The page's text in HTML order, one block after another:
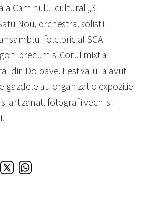
a Caminului cultural „3
Nou, orchestra, solistii
folcloric al SCA
precum si Corul mixt al
din Doloave. Festivalul a avut
gazdele au organizat o expozitie
artizanat, fotografii vechi si